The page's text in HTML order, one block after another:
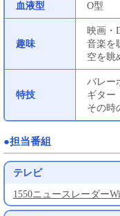
血液型 O型
趣味
映画・
音楽を
空を眺
特技
バレー
ギター
その時
●担当番組
テレビ
1550ニュースレーダー